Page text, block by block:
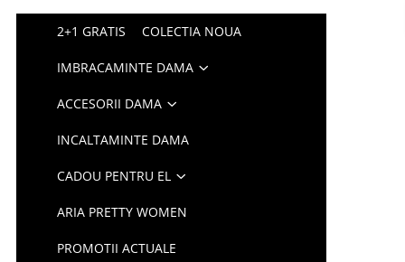
2+1 GRATIS COLECTIA NOUA
IMBRACAMINTE DAMA
ACCESORII DAMA
INCALTAMINTE DAMA
CADOU PENTRU EL
ARIA PRETTY WOMEN
PROMOTII ACTUALE